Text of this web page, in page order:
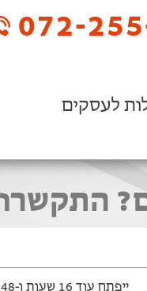
072-
לעסקים
ייפתח עוד 16 שעות ‫ו-48